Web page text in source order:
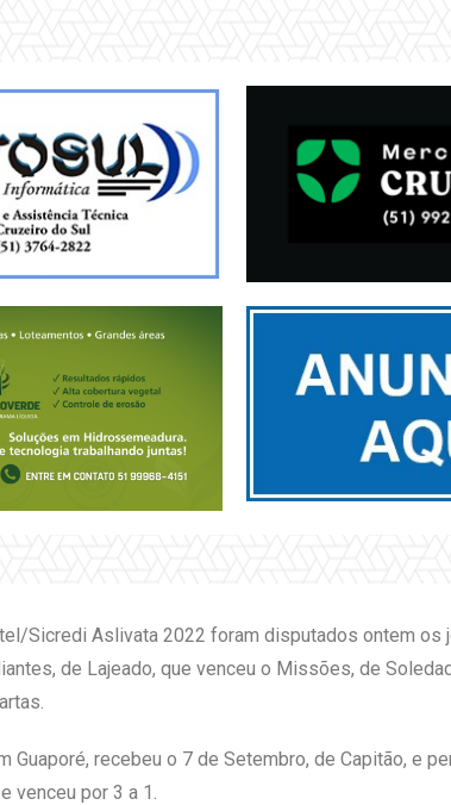
Sicredi Aslivata 2022 foram disputados ontem
de Lajeado, que venceu o Missões, de
Guaporé, recebeu o 7 de Setembro, de Capitão, e
venceu por 3 a 1.